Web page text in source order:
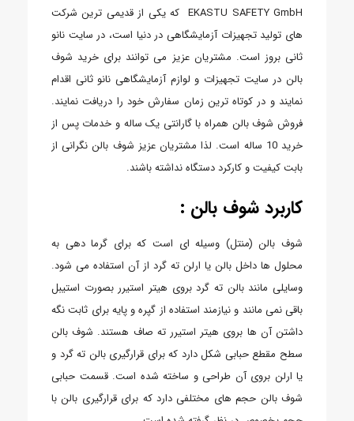
EKASTU SAFETY GmbH که یکی از قدیمی ترین شرکت
های تولید تجهیزات آزمایشگاهی در دنیا است، در سایت نانو
ثانی بروز است. مشتریان عزیز می توانند برای خرید شوف
بالن در سایت تجهیزات و لوازم آزمایشگاهی نانو ثانی اقدام
نمایند و در کوتاه ترین زمان سفارش خود را دریافت نمایند.
فروش شوف بالن همراه با گارانتی یک ساله و خدمات پس از
خرید 10 ساله است. لذا مشتریان عزیز شوف بالن نگرانی از
بابت کیفیت و کارکرد دستگاه نداشته باشند.
کاربرد شوف بالن :
شوف بالن (منتل) وسیله ای است که برای گرما دهی به
محلول ها داخل بالن یا ارلن ته گرد از آن استفاده می شود.
وسایلی مانند بالن ته گرد بروی هیتر استیرر بصورت استیبل
باقی نمی مانند و نیازمند استفاده از گپره و پایه برای ثابت نگه
داشتن آن ها بروی هیتر استیرر ته صاف هستند. شوف بالن
سطح مقطع حبابی شکل دارد که برای قرارگیری بالن ته گرد و
یا ارلن بروی آن طراحی و ساخته شده است. قسمت حبابی
شوف بالن حجم های مختلفی دارد که برای قرارگیری بالن با